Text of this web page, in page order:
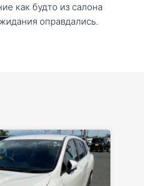
как будто из салона
оправдались.